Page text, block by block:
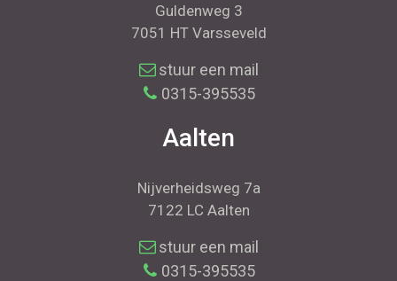
Guldenweg 3
7051 HT Varsseveld
stuur een mail
0315-395535
Aalten
Nijverheidsweg 7a
7122 LC Aalten
stuur een mail
0315-395535